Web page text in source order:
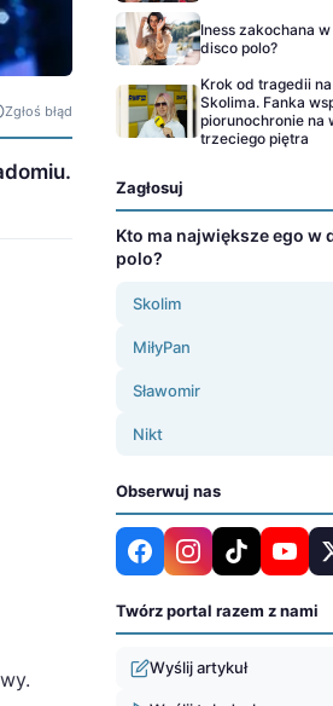
Zgłoś błąd
Iness zakochana
disco polo?
Krok od tragedii
Skolima. Fanka
piorunochronie na
trzeciego piętra
Zagłosuj
Kto ma największe ego w
polo?
Skolim
MiłyPan
Sławomir
Nikt
Obserwuj nas
Twórz portal razem z nami
Wyślij artykuł